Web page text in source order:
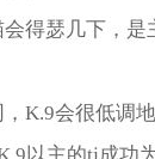
得瑟几下，是
，K.9会很低调